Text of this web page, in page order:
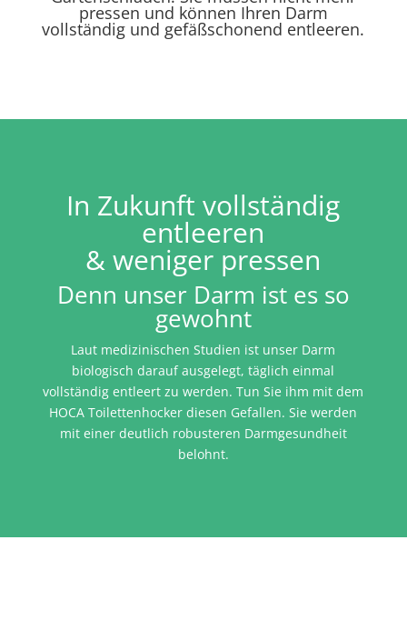
pressen und können Ihren Darm
vollständig und gefäßschonend entleeren.
In Zukunft vollständig
entleeren
& weniger pressen
Denn unser Darm ist es so
gewohnt
Laut medizinischen Studien ist unser Darm
biologisch darauf ausgelegt, täglich einmal
vollständig entleert zu werden. Tun Sie ihm mit dem
HOCA Toilettenhocker diesen Gefallen. Sie werden
mit einer deutlich robusteren Darmgesundheit
belohnt.